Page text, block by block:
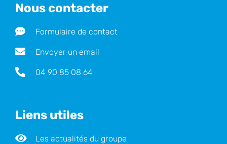
Nous contacter
Formulaire de contact
Envoyer un email
04 90 85 08 64
Liens utiles
Les actualités du groupe